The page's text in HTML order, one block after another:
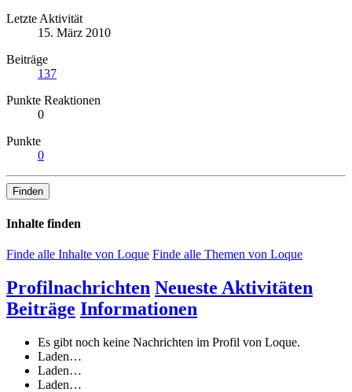
Letzte Aktivität
15. März 2010
Beiträge
137
Punkte Reaktionen
0
Punkte
0
Finden
Inhalte finden
Finde alle Inhalte von Loque Finde alle Themen von Loque
Profilnachrichten Neueste Aktivitäten
Beiträge Informationen
Es gibt noch keine Nachrichten im Profil von Loque.
Laden…
Laden…
Laden…